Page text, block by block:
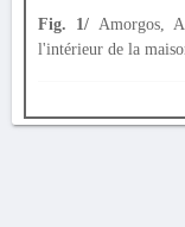
Fig. 1/ Amorgos,
l'intérieur de la